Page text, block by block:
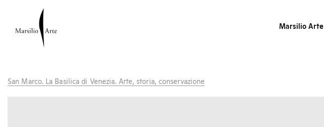
Marsilio Arte
San Marco. La Basilica di Venezia. Arte, storia, conservazione